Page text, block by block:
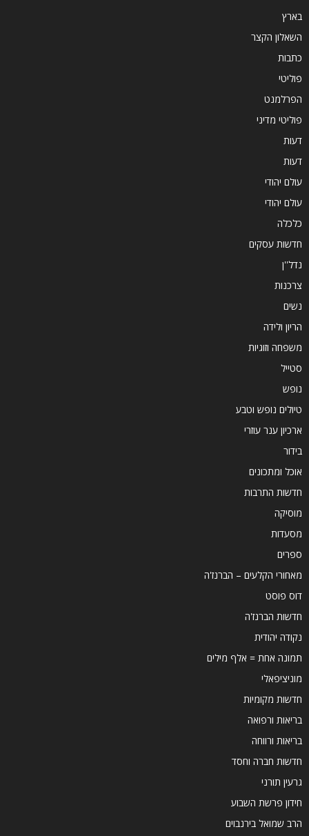
בארץ
השאלון הקצר
כתבות
פוליטי
הפרלמנט
פוליטי מדיני
דעות
דעות
עולם יהודי
עולם יהודי
כלכלה
חדשות עסקים
נדל''ן
צרכנות
נשים
הריון ולידה
משפחה וזוגיות
סטייל
נופש
טיולים נופש וטבע
ארכיון ענר עוזרי
בידור
אוכל ומתכונים
חדשות התרבות
מוסיקה
מסעדות
ספרים
מאחורי הקלעים – הברנז'ה
דוס פוסט
חדשות הברנז'ה
נקודה יהודית
תמונה אחת = אלף מילים
מוניציפאלי
חדשות מקומיות
בריאות ורפואה
בריאות ורווחה
חדשות חברה וחסד
גרעין תורני
חידון פרשת השבוע
הרב שמואל בירנבוים